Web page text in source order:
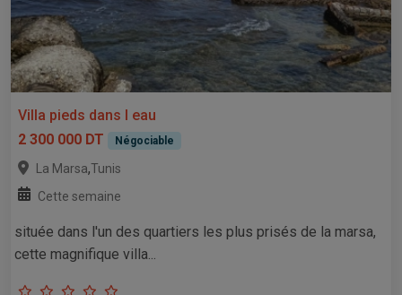
Villa pieds dans l eau
2 300 000 DT
Négociable
La Marsa,Tunis
Cette semaine
située dans l'un des quartiers les plus prisés de la marsa,
cette magnifique villa...